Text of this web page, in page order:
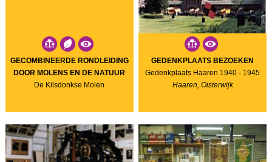
GECOMBINEERDE RONDLEIDING
DOOR MOLENS EN DE NATUUR
De Kilsdonkse Molen
GEDENKPLAATS BEZOEKEN
Gedenkplaats Haaren 1940 - 1945
Haaren, Oisterwijk